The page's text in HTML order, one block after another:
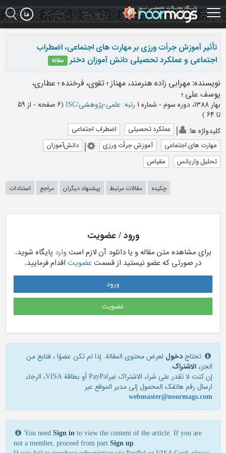
Skip
to
main
تأثیر آموزش جرأت ورزی بر مهارت های اجتماعی، اضطراب
اجتماعی و عملکرد تحصیلی دانش آموزان دختر
مقاله
نویسنده: مهرابی زاده هنرمند، مهناز ؛ تقوی، فرخنده ؛ عطاری،
یوسف علی ؛
بهار 1388، دوره سوم - شماره 1 رتبه: علمی-پژوهشی/ISC (‎6 صفحه -
از 59
تا 64
)
کلیدواژه ها: عملکرد تحصیلی اضطراب اجتماعی
مهارت های اجتماعی آموزش جرأت ورزی دانش‌آموزان
تحلیل واریانس مقیاس
چکیده مقالات مرتبط پیشنهاد دیگران مراجع استنادات
ورود / عضویت
برای مشاهده متن مقاله و یا دانلود آن لازم استوارد پایگاه شوید.
در صورتی که عضو نیستید از قسمت عضویت اقدام فرمایید.
ورود
عضویت
تحتاج دخول لعرض محتوى المقالة. إذا لم تكن عضوًا ، فتابع من
الجزء الاشتراک.
إن كنت لا تقدر علی شراء الاشتراك عبرPayPal أو بطاقة VISA، الرجاء
ارسال رقم هاتفك المحمول إلی مدير الموقع عبر
webmaster@noormags.com
.
You need Sign in to view the content of the article. If you are
not a member, proceed from part Sign up.